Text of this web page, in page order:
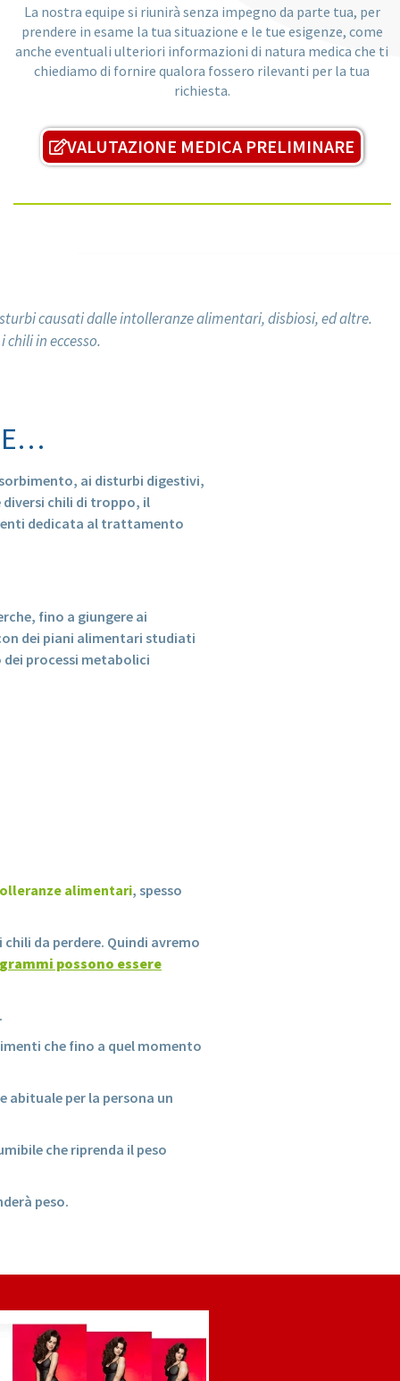
La nostra equipe si riunirà senza impegno da parte tua, per
prendere in esame la tua situazione e le tue esigenze, come
anche eventuali ulteriori informazioni di natura medica che ti
chiediamo di fornire qualora fossero rilevanti per la tua
richiesta.
VALUTAZIONE MEDICA PRELIMINARE
causati dalle intolleranze alimentari, disbiosi, ed altre.
in eccesso.
ai disturbi digestivi,
chili di troppo, il
dedicata al trattamento
fino a giungere ai
dei piani alimentari studiati
dei processi metabolici
alimentari, spesso
da perdere. Quindi avremo
possono essere
che fino a quel momento
abituale per la persona un
che riprenda il peso
peso.